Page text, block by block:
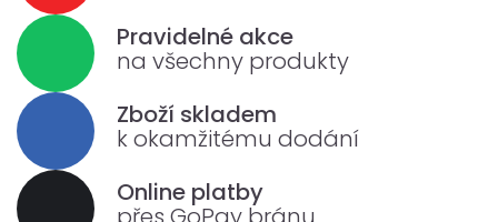
Pravidelné akce
na všechny produkty
Zboží skladem
k okamžitému dodání
Online platby